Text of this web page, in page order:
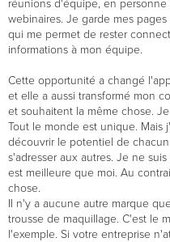
réunions d'équipe, en
webinaires. Je garde mes
qui me permet de rester
informations à mon équipe.
Cette opportunité a changé
et elle a aussi transformé mon
et souhaitent la même chose.
Tout le monde est unique. Mais
découvrir le potentiel de
s'adresser aux autres. Je ne
est meilleure que moi. Au
chose.
Il n'y a aucune autre marque
trousse de maquillage. C'est le
l'exemple. Si votre entreprise